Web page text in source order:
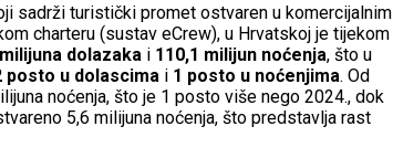
sadrži turistički promet ostvaren u komercijalnim
charteru (sustav eCrew), u Hrvatskoj je tijekom
dolazaka i 110,1 milijun noćenja, što u
posto u dolascima i 1 posto u noćenjima. Od
noćenja, što je 1 posto više nego 2024., dok
5,6 milijuna noćenja, što predstavlja rast